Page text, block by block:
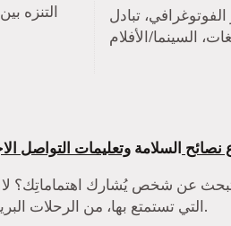
التنزه
الفوتوغرافي، تبادل
السينما/الأفلام
نصائح السلامةوتعليمات التواصل
التي تستمتع بها، من الرحلات البرية إلى الأسواق الليلية.